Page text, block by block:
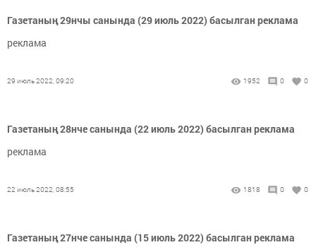
Газетаның 29нчы санында (29 июль 2022) басылган реклама
реклама
29 июль 2022, 09:20 1952 0 0
Газетаның 28нче санында (22 июль 2022) басылган реклама
реклама
22 июль 2022, 08:55 1818 0 0
Газетаның 27нче санында (15 июль 2022) басылган реклама